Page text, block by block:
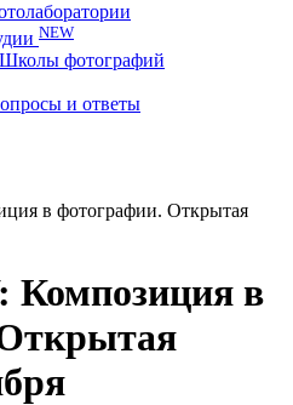
NEW
Школы фотографий
и ответы
в фотографии. Открытая
Композиция в